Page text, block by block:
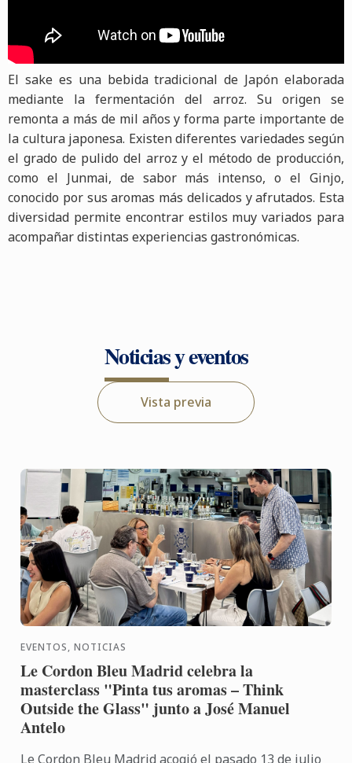
El sake es una bebida tradicional de Japón elaborada
mediante la fermentación del arroz. Su origen se
remonta a más de mil años y forma parte importante de
la cultura japonesa. Existen diferentes variedades según
el grado de pulido del arroz y el método de producción,
como el Junmai, de sabor más intenso, o el Ginjo,
conocido por sus aromas más delicados y afrutados. Esta
diversidad permite encontrar estilos muy variados para
acompañar distintas experiencias gastronómicas.
Noticias y eventos
Vista previa
EVENTOS, NOTICIAS
Le Cordon Bleu Madrid celebra la
masterclass "Pinta tus aromas – Think
Outside the Glass" junto a José Manuel
Antelo
Le Cordon Bleu Madrid acogió el pasado 13 de julio